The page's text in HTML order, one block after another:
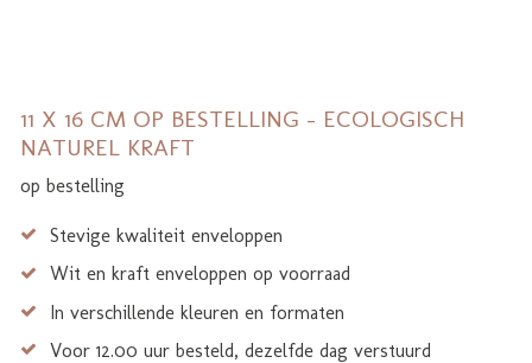
11 X 16 CM OP BESTELLING - ECOLOGISCH
NATUREL KRAFT
op bestelling
Stevige kwaliteit enveloppen
Wit en kraft enveloppen op voorraad
In verschillende kleuren en formaten
Voor 12.00 uur besteld, dezelfde dag verstuurd